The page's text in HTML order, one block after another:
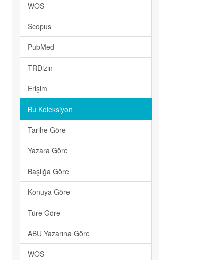
WOS
Scopus
PubMed
TRDizin
Erişim
Bu Koleksiyon
Tarihe Göre
Yazara Göre
Başlığa Göre
Konuya Göre
Türe Göre
ABU Yazarına Göre
WOS